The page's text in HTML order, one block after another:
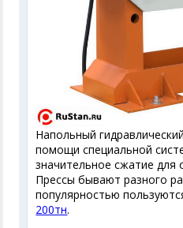
Напольный
помощи специальной
значительное сжатие для
Прессы бывают разного
популярностью
200тн.